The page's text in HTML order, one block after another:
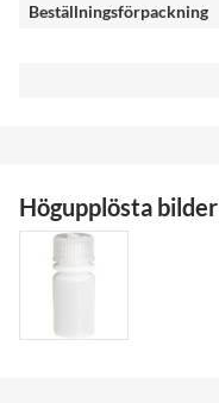
Beställningsförpackning
Högupplösta bilder